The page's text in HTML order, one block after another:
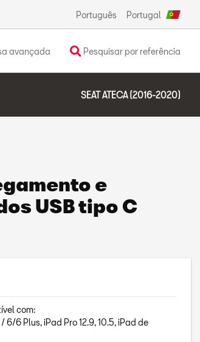
Português Portugal
avançada Pesquisar por referência
SEAT ATECA (2016-2020)
e
USB tipo C
com:
6/6 Plus, iPad Pro 12.9, 10.5, iPad de